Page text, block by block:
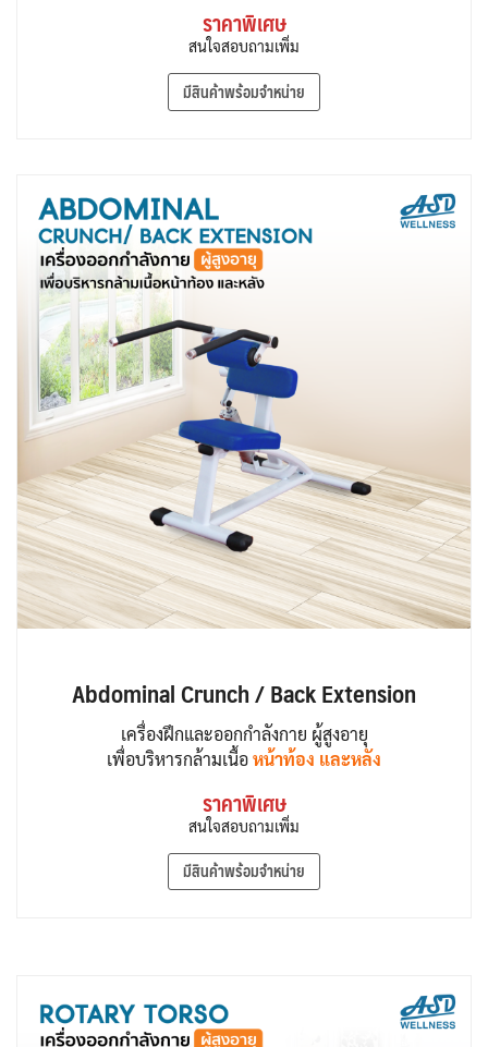
ราคาพิเศษ
สนใจสอบถามเพิ่ม
มีสินค้าพร้อมจำหน่าย
Abdominal Crunch / Back Extension
เครื่องฝึกและออกกำลังกาย ผู้สูงอายุ
เพื่อบริหารกล้ามเนื้อหน้าท้อง และหลัง
ราคาพิเศษ
สนใจสอบถามเพิ่ม
มีสินค้าพร้อมจำหน่าย